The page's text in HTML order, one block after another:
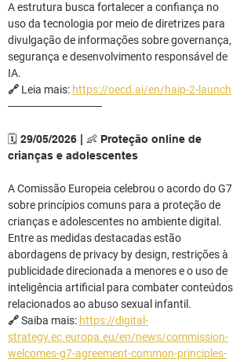
A estrutura busca fortalecer a confiança no
uso da tecnologia por meio de diretrizes para
divulgação de informações sobre governança,
segurança e desenvolvimento responsável de
IA.
🔗 Leia mais: https://oecd.ai/en/haip-2-launch
────────────
🗓️ 29/05/2026 | 👶 Proteção online de
crianças e adolescentes
A Comissão Europeia celebrou o acordo do G7
sobre princípios comuns para a proteção de
crianças e adolescentes no ambiente digital.
Entre as medidas destacadas estão
abordagens de privacy by design, restrições à
publicidade direcionada a menores e o uso de
inteligência artificial para combater conteúdos
relacionados ao abuso sexual infantil.
🔗 Saiba mais: https://digital-
strategy.ec.europa.eu/en/news/commission-
welcomes-g7-agreement-common-principles-